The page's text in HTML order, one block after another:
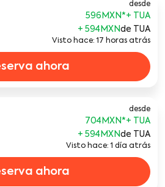
desde
596MXN*
+ 594MXNde TUA
Visto hace: 17 horas atrás
ahora
desde
704MXN*
+ 594MXNde TUA
Visto hace: 1 día atrás
ahora